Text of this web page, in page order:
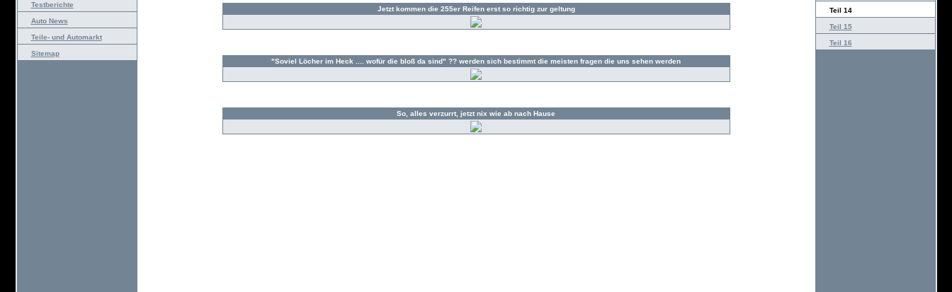
Testberichte
Auto News
Teile- und Automarkt
Sitemap
Jetzt kommen die 255er Reifen erst so richtig zur geltung
"Soviel Löcher im Heck .... wofür die bloß da sind" ?? werden sich bestimmt die meisten fragen die uns sehen werden
So, alles verzurrt, jetzt nix wie ab nach Hause
Teil 14
Teil 15
Teil 16